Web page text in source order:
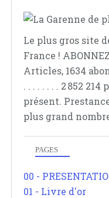
Le plus gros site
France !
Articles, 1634
. . . . . . . . 2 852
présent.
plus grand
PAGES
00 -
01 - Livre d'or